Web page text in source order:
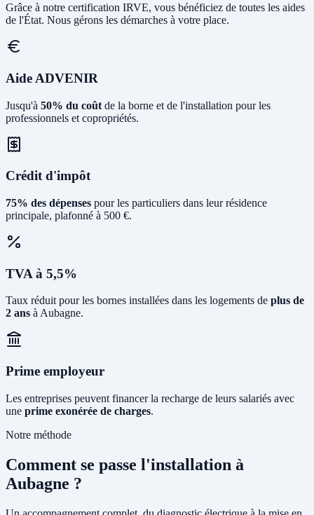
Grâce à notre certification IRVE, vous bénéficiez de toutes les aides
de l'État. Nous gérons les démarches à votre place.
Aide ADVENIR
Jusqu'à 50% du coût de la borne et de l'installation pour les
professionnels et copropriétés.
Crédit d'impôt
75% des dépenses pour les particuliers dans leur résidence
principale, plafonné à 500 €.
TVA à 5,5%
Taux réduit pour les bornes installées dans les logements de plus de
2 ans à Aubagne.
Prime employeur
Les entreprises peuvent financer la recharge de leurs salariés avec
une prime exonérée de charges.
Notre méthode
Comment se passe l'installation à
Aubagne ?